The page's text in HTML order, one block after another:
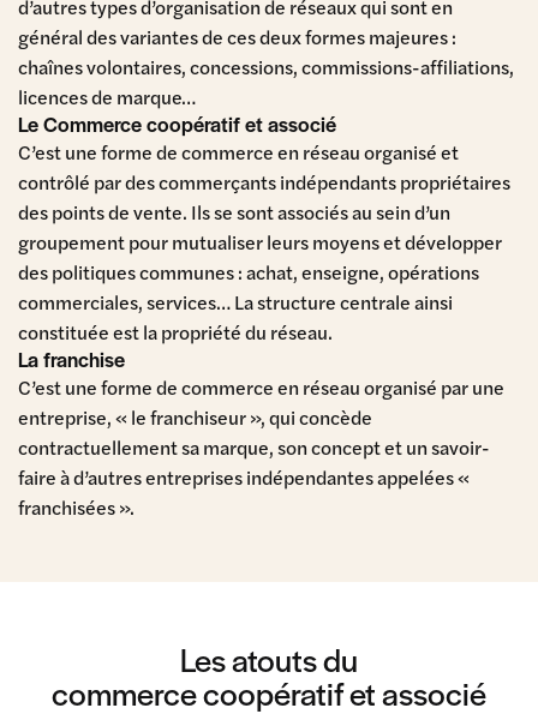
d’autres types d’organisation de réseaux qui sont en
général des variantes de ces deux formes majeures :
chaînes volontaires, concessions, commissions-affiliations,
licences de marque…
Le Commerce coopératif et associé
C’est une forme de commerce en réseau organisé et
contrôlé par des commerçants indépendants propriétaires
des points de vente. Ils se sont associés au sein d’un
groupement pour mutualiser leurs moyens et développer
des politiques communes : achat, enseigne, opérations
commerciales, services… La structure centrale ainsi
constituée est la propriété du réseau.
La franchise
C’est une forme de commerce en réseau organisé par une
entreprise, « le franchiseur », qui concède
contractuellement sa marque, son concept et un savoir-
faire à d’autres entreprises indépendantes appelées «
franchisées ».
Les atouts du
commerce coopératif et associé